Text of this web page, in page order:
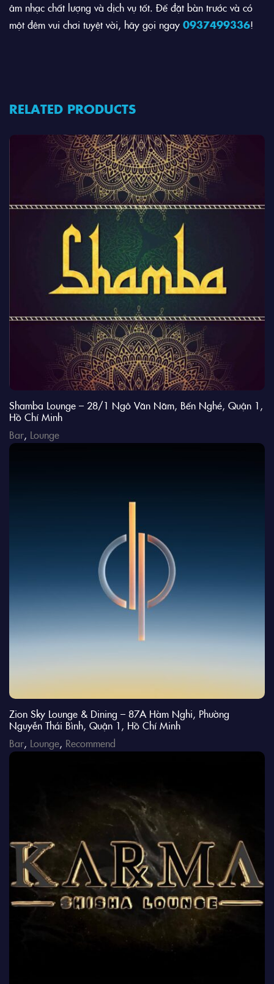
âm nhạc chất lượng và dịch vụ tốt. Để đặt bàn trước và có
một đêm vui chơi tuyệt vời, hãy gọi ngay 0937499336!
RELATED PRODUCTS
Shamba Lounge – 28/1 Ngô Văn Năm, Bến Nghé, Quận 1,
Hồ Chí Minh
Bar, Lounge
Zion Sky Lounge & Dining – 87A Hàm Nghi, Phường
Nguyễn Thái Bình, Quận 1, Hồ Chí Minh
Bar, Lounge, Recommend